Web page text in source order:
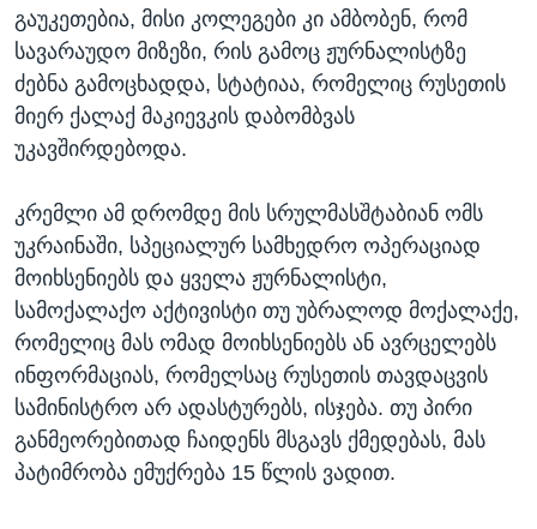
გაუკეთებია, მისი კოლეგები კი ამბობენ, რომ
სავარაუდო მიზეზი, რის გამოც ჟურნალისტზე
ძებნა გამოცხადდა, სტატიაა, რომელიც რუსეთის
მიერ ქალაქ მაკიევკის დაბომბვას
უკავშირდებოდა.
კრემლი ამ დრომდე მის სრულმასშტაბიან ომს
უკრაინაში, სპეციალურ სამხედრო ოპერაციად
მოიხსენიებს და ყველა ჟურნალისტი,
სამოქალაქო აქტივისტი თუ უბრალოდ მოქალაქე,
რომელიც მას ომად მოიხსენიებს ან ავრცელებს
ინფორმაციას, რომელსაც რუსეთის თავდაცვის
სამინისტრო არ ადასტურებს, ისჯება. თუ პირი
განმეორებითად ჩაიდენს მსგავს ქმედებას, მას
პატიმრობა ემუქრება 15 წლის ვადით.